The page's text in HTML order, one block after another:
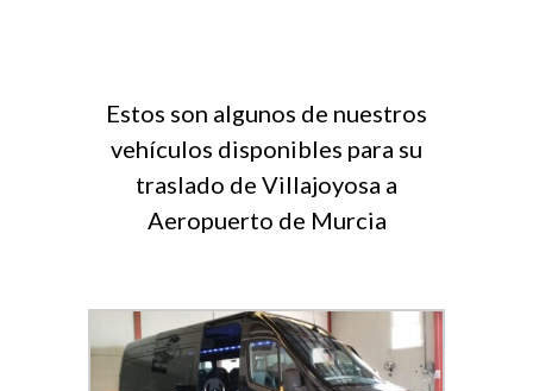
Estos son algunos de nuestros
vehículos disponibles para su
traslado de Villajoyosa a
Aeropuerto de Murcia